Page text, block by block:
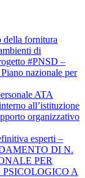
fornitura
di
#PNSD –
nazionale per
ATA
all’istituzione
organizzativo
esperti –
DI N.
PER
A